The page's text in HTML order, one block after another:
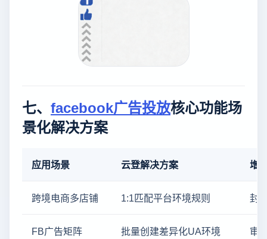
七、 facebook广告投放核心功能场
景化解决方案
应用场景 云登解决方案 增
跨境电商多店铺 1:1匹配平台环境规则 封
FB广告矩阵 批量创建差异化UA环境 审